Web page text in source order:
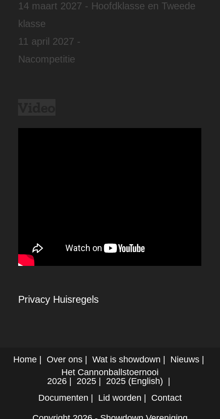
14 maart 2027 - Hoofdklasse en Tweede
klasse
11 april 2027 -
Nacompetitie
Privacy Huisregels
Home Over ons Wat is showdown
Nieuws
Het Cannonballstoernooi
2026
2025
2025 (English)
Documenten
Lid worden Contact